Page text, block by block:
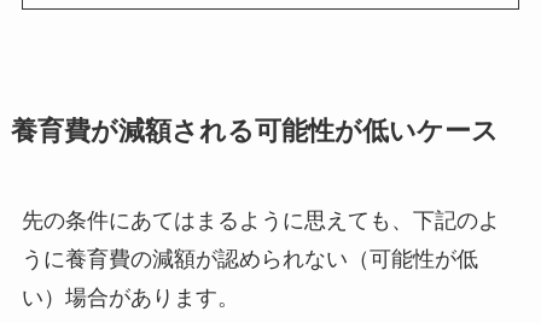
養育費が減額される可能性が低いケース
先の条件にあてはまるように思えても、下記のよ
うに養育費の減額が認められない（可能性が低
い）場合があります。